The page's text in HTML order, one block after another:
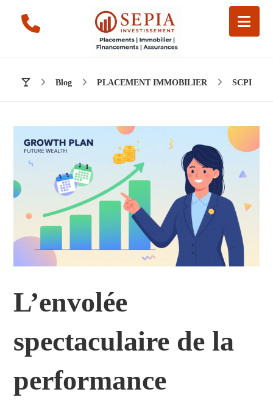
Blog PLACEMENT IMMOBILIER SCPI
L’envolée
spectaculaire de la
performance